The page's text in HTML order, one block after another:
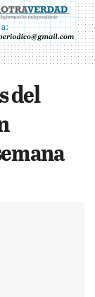
del